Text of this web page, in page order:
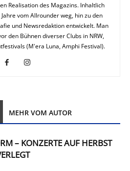
Realisation des Magazins. Inhaltlich
vom Allrounder weg, hin zu den
und Newsredaktion entwickelt. Man
den Bühnen diverser Clubs in NRW,
(M'era Luna, Amphi Festival).
MEHR VOM AUTOR
– KONZERTE AUF HERBST